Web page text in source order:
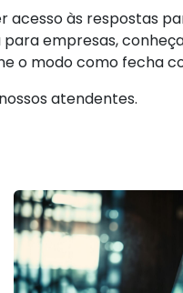
acesso às respostas
empresas,
o modo como fecha
atendentes.